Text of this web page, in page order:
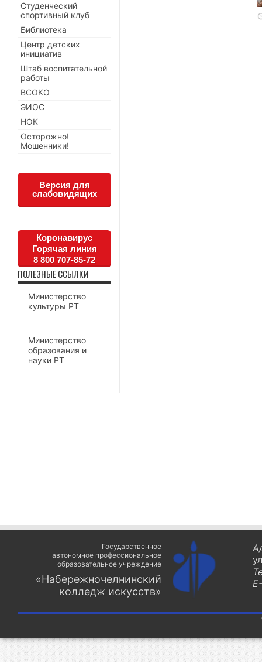
Студенческий
спортивный клуб
Библиотека
Центр детских
инициатив
Штаб воспитательной
работы
ВСОКО
ЭИОС
НОК
Осторожно!
Мошенники!
Версия для
слабовидящих
Коронавирус
Горячая линия
8 800 707-85-72
ПОЛЕЗНЫЕ ССЫЛКИ
Министерство
культуры РТ
Министерство
образования и
науки РТ
Государственное
автономное профессиональное
образовательное учреждение
«Набережночелнинский
колледж искусств»